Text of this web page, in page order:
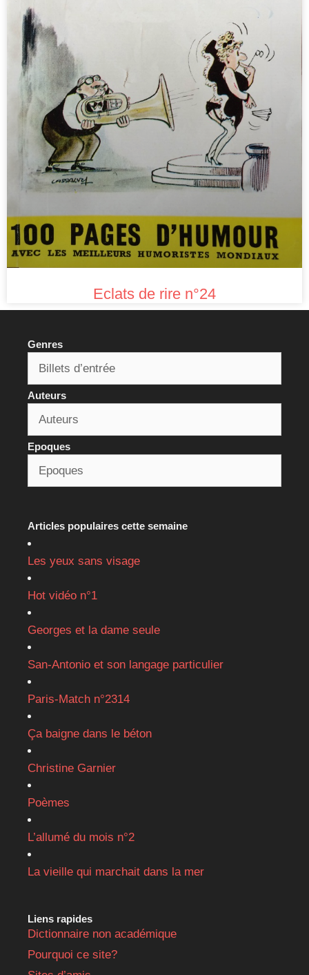
Eclats de rire n°24
Genres
Auteurs
Epoques
Articles populaires cette semaine
Les yeux sans visage
Hot vidéo n°1
Georges et la dame seule
San-Antonio et son langage particulier
Paris-Match n°2314
Ça baigne dans le béton
Christine Garnier
Poèmes
L’allumé du mois n°2
La vieille qui marchait dans la mer
Liens rapides
Dictionnaire non académique
Pourquoi ce site?